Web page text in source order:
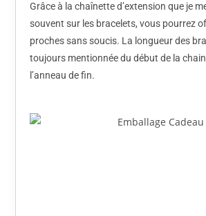
Grâce à la chaînette d’extension que je
souvent sur les bracelets, vous pourrez
proches sans soucis. La longueur des
toujours mentionnée du début de la
l’anneau de fin.